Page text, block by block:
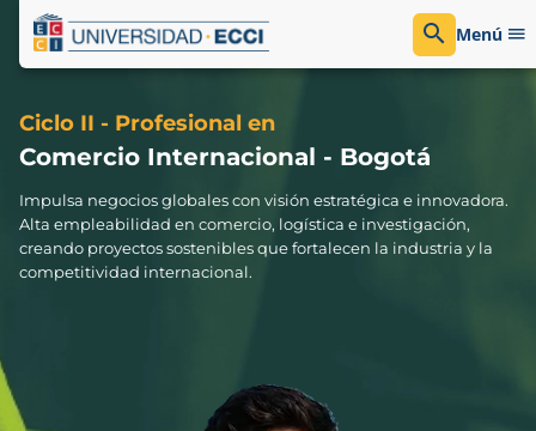
Menú
Ciclo II - Profesional en
Comercio Internacional - Bogotá
Impulsa negocios globales con visión estratégica e innovadora.
Alta empleabilidad en comercio, logística e investigación,
creando proyectos sostenibles que fortalecen la industria y la
competitividad internacional.